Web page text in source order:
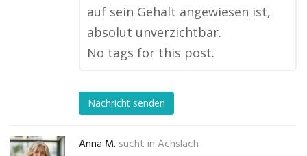
auf sein Gehalt angewiesen ist,
absolut unverzichtbar.
No tags for this post.
Nachricht senden
Anna M. sucht in Achslach